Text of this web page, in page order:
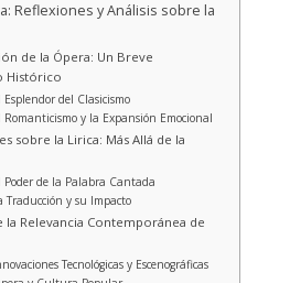
Reflexiones y Análisis sobre la
de la Ópera: Un Breve
Histórico
Esplendor del Clasicismo
Romanticismo y la Expansión Emocional
sobre la Lirica: Más Allá de la
Poder de la Palabra Cantada
Traducción y su Impacto
la Relevancia Contemporánea de
Tecnológicas y Escenográficas